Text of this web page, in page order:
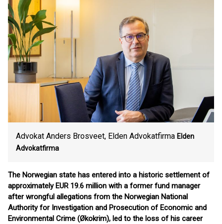
Advokat Anders Brosveet, Elden Advokatfirma Elden
Advokatfirma
The Norwegian state has entered into a historic settlement of
approximately EUR 19.6 million with a former fund manager
after wrongful allegations from the Norwegian National
Authority for Investigation and Prosecution of Economic and
Environmental Crime (Økokrim), led to the loss of his career